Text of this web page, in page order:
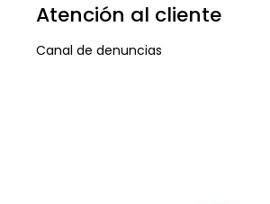
Atención al cliente
Canal de denuncias